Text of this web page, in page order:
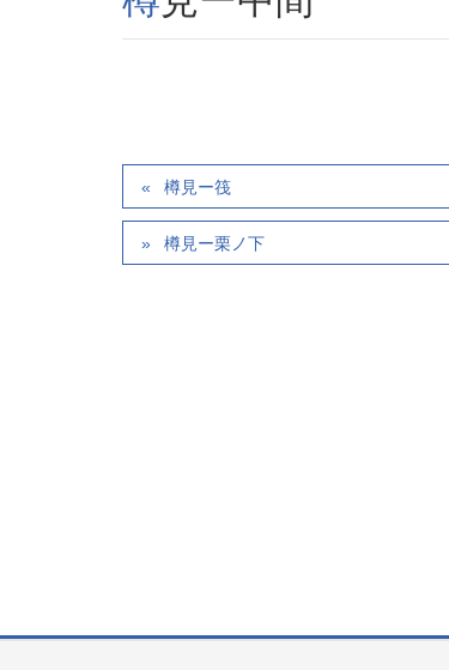
樽見ー筏
樽見ー栗ノ下